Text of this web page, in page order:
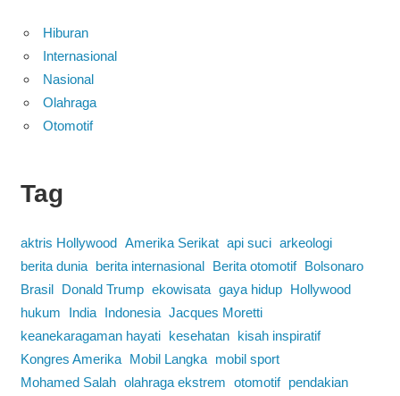
Hiburan
Internasional
Nasional
Olahraga
Otomotif
Tag
aktris Hollywood Amerika Serikat api suci arkeologi
berita dunia
berita internasional Berita otomotif
Bolsonaro
Brasil
Donald Trump ekowisata gaya hidup
Hollywood
hukum
India Indonesia Jacques Moretti
keanekaragaman hayati
kesehatan
kisah inspiratif
Kongres Amerika
Mobil Langka
mobil sport
Mohamed Salah olahraga ekstrem otomotif
pendakian